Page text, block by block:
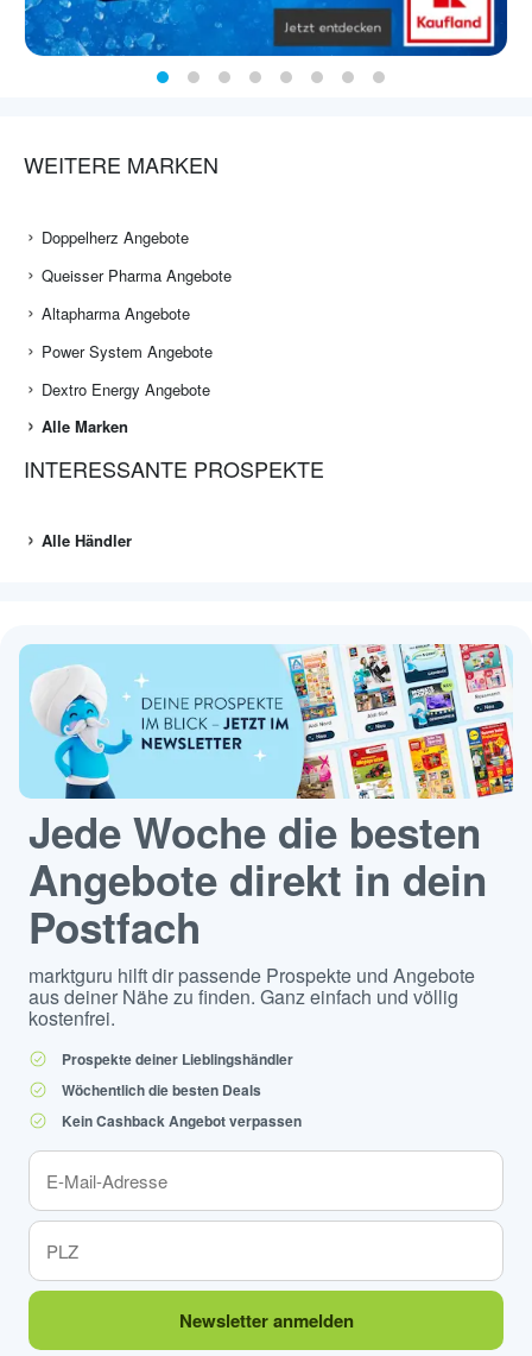
WEITERE MARKEN
Doppelherz Angebote
Queisser Pharma Angebote
Altapharma Angebote
Power System Angebote
Dextro Energy Angebote
Alle Marken
INTERESSANTE PROSPEKTE
Alle Händler
Jede Woche die besten
Angebote direkt in dein
Postfach
marktguru hilft dir passende Prospekte und Angebote
aus deiner Nähe zu finden. Ganz einfach und völlig
kostenfrei.
Prospekte deiner Lieblingshändler
Wöchentlich die besten Deals
Kein Cashback Angebot verpassen
Newsletter anmelden